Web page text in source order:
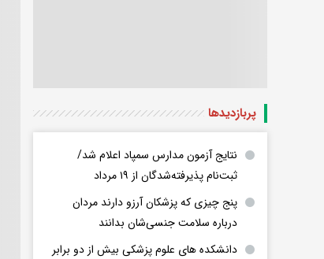
پربازدید‌ها
نتایج آزمون مدارس سمپاد اعلام شد/
ثبت‌نام پذیرفته‌شدگان از ۱۹ مرداد
پنج چیزی که پزشکان آرزو دارند مردان
درباره سلامت جنسی‌شان بدانند
دانشکده های علوم پزشکی بیش از دو برابر